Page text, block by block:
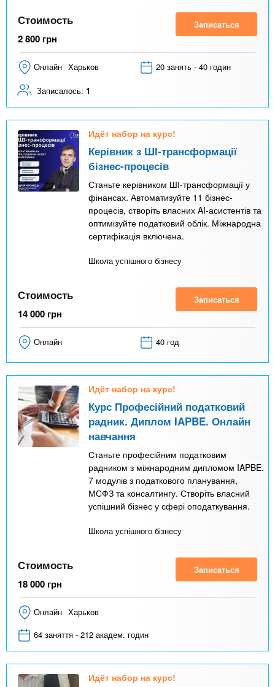
Стоимость
2 800 грн
Записаться
Онлайн Харьков 20 занять - 40 годин
Записалось: 1
Идёт набор на курс!
Керівник з ШІ-трансформації
бізнес-процесів
Станьте керівником ШІ-трансформації у
фінансах. Автоматизуйте 11 бізнес-
процесів, створіть власних AI-асистентів та
оптимізуйте податковий облік. Міжнародна
сертифікація включена.
Школа успішного бізнесу
Стоимость
14 000 грн
Записаться
Онлайн 40 год
Идёт набор на курс!
Курс Професійний податковий
радник. Диплом IAPBE. Онлайн
навчання
Станьте професійним податковим
радником з міжнародним дипломом IAPBE.
7 модулів з податкового планування,
МСФЗ та консалтингу. Створіть власний
успішний бізнес у сфері оподаткування.
Школа успішного бізнесу
Стоимость
18 000 грн
Записаться
Онлайн Харьков
64 заняття - 212 академ. годин
Идёт набор на курс!